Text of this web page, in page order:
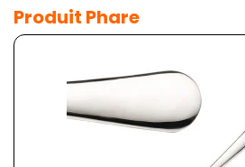
Produit Phare